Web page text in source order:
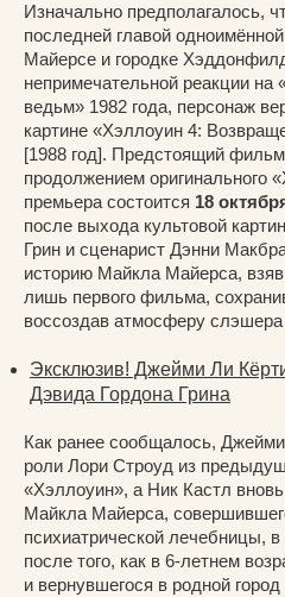
Изначально предполагалось,
последней главой
Майерсе и городке
непримечательной реакции на
ведьм» 1982 года, персонаж
картине «Хэллоуин 4:
[1988 год]. Предстоящий
продолжением оригинального
премьера состоится 18
после выхода культовой
Грин и сценарист Дэнни
историю Майкла Майерса,
лишь первого фильма,
воссоздав атмосферу слэшера
Эксклюзив! Джейми Ли
Дэвида Гордона Грина
Как ранее сообщалось,
роли Лори Строуд из
«Хэллоуин», а Ник Кастл
Майкла Майерса,
психиатрической лечебницы,
после того, как в 6-летнем
и вернувшегося в родной